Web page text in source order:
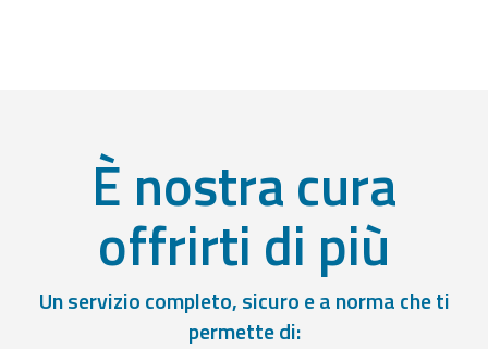
È nostra cura
offrirti di più
Un servizio completo, sicuro e a norma che ti
permette di: